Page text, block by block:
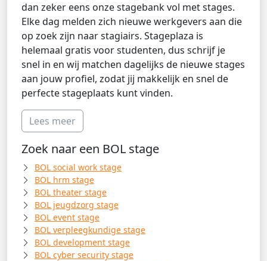
dan zeker eens onze stagebank vol met stages.
Elke dag melden zich nieuwe werkgevers aan die
op zoek zijn naar stagiairs. Stageplaza is
helemaal gratis voor studenten, dus schrijf je
snel in en wij matchen dagelijks de nieuwe stages
aan jouw profiel, zodat jij makkelijk en snel de
perfecte stageplaats kunt vinden.
Lees meer
Zoek naar een BOL stage
BOL social work stage
BOL hrm stage
BOL theater stage
BOL jeugdzorg stage
BOL event stage
BOL verpleegkundige stage
BOL development stage
BOL cyber security stage